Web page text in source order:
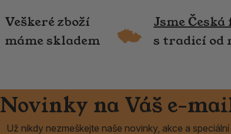
Veškeré zboží
máme skladem
Jsme
s tradicí od
Novinky na Váš e-
Už nikdy nezmeškejte naše novinky, akce a speciální